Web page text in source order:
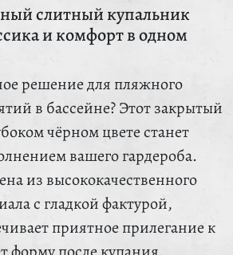
слитный купальник
и комфорт в одном
решение для пляжного
в бассейне? Этот закрытый
чёрном цвете станет
вашего гардероба.
из высококачественного
с гладкой фактурой,
приятное прилегание к